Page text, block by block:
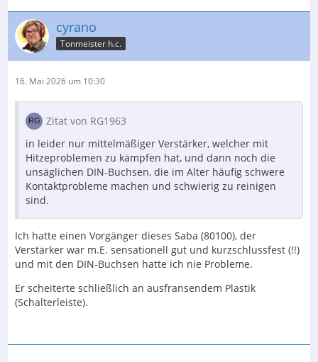
cyrano
Tonmeister h.c.
16. Mai 2026 um 10:30
Zitat von RG1963
in leider nur mittelmäßiger Verstärker, welcher mit
Hitzeproblemen zu kämpfen hat, und dann noch die
unsäglichen DIN-Buchsen, die im Alter häufig schwere
Kontaktprobleme machen und schwierig zu reinigen
sind.
Ich hatte einen Vorgänger dieses Saba (80100), der
Verstärker war m.E. sensationell gut und kurzschlussfest (!!)
und mit den DIN-Buchsen hatte ich nie Probleme.
Er scheiterte schließlich an ausfransendem Plastik
(Schalterleiste).